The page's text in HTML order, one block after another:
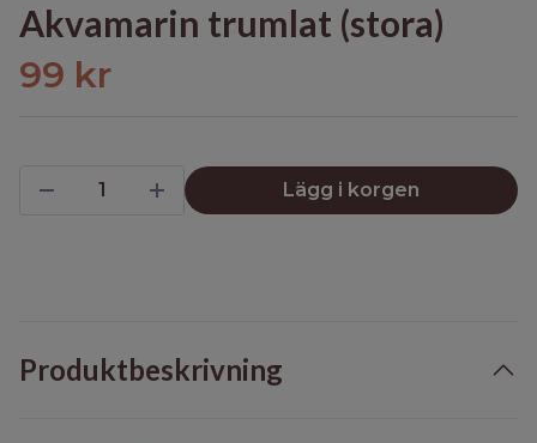
Akvamarin trumlat (stora)
99 kr
Lägg i korgen
Produktbeskrivning